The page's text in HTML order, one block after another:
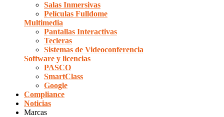
Salas Inmersivas
Películas Fulldome
Multimedia
Pantallas Interactivas
Tecleras
Sistemas de Videoconferencia
Software y licencias
PASCO
SmartClass
Google
Compliance
Noticias
Marcas